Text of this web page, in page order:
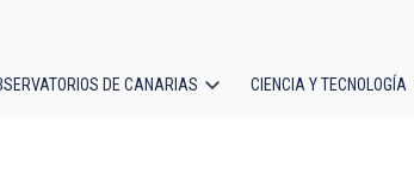
DE CANARIAS CIENCIA Y TECNOLOGÍA